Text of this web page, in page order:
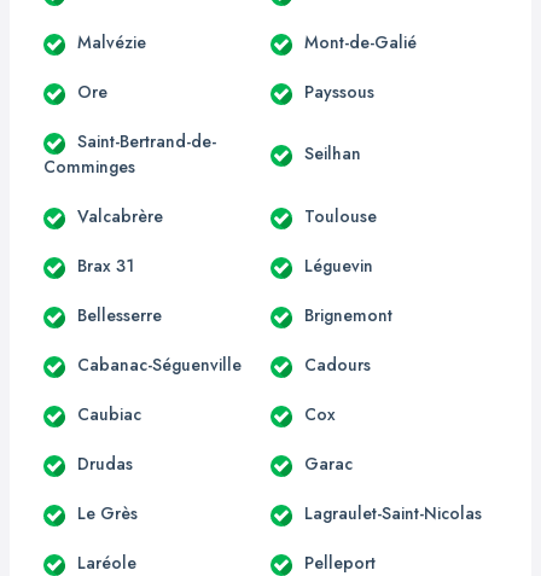
Malvézie Mont-de-Galié
Ore Payssous
Saint-Bertrand-de-
Comminges
Seilhan
Valcabrère Toulouse
Brax 31 Léguevin
Bellesserre Brignemont
Cabanac-Séguenville Cadours
Caubiac Cox
Drudas Garac
Le Grès Lagraulet-Saint-Nicolas
Laréole Pelleport